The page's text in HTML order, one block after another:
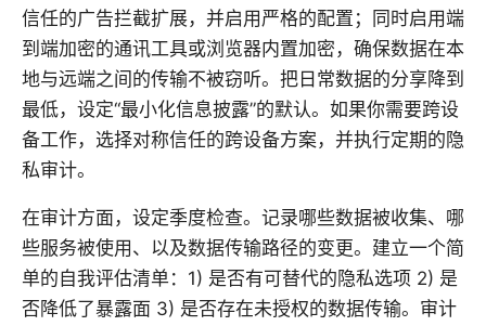
信任的广告拦截扩展，并启用严格的配置；同时启用端
到端加密的通讯工具或浏览器内置加密，确保数据在本
地与远端之间的传输不被窃听。把日常数据的分享降到
最低，设定“最小化信息披露”的默认。如果你需要跨设
备工作，选择对称信任的跨设备方案，并执行定期的隐
私审计。
在审计方面，设定季度检查。记录哪些数据被收集、哪
些服务被使用、以及数据传输路径的变更。建立一个简
单的自我评估清单：1) 是否有可替代的隐私选项 2) 是
否降低了暴露面 3) 是否存在未授权的数据传输。审计